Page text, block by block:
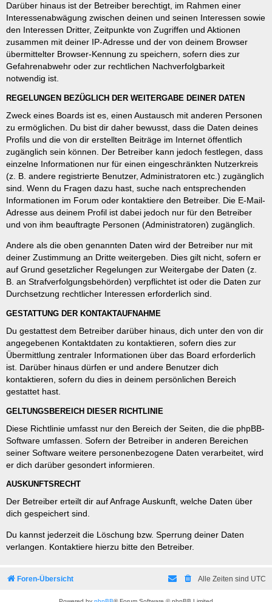
Darüber hinaus ist der Betreiber berechtigt, im Rahmen einer
Interessenabwägung zwischen deinen und seinen Interessen sowie
den Interessen Dritter, Zeitpunkte von Zugriffen und Aktionen
zusammen mit deiner IP-Adresse und der von deinem Browser
übermittelter Browser-Kennung zu speichern, sofern dies zur
Gefahrenabwehr oder zur rechtlichen Nachverfolgbarkeit
notwendig ist.
REGELUNGEN BEZÜGLICH DER WEITERGABE DEINER DATEN
Zweck eines Boards ist es, einen Austausch mit anderen Personen
zu ermöglichen. Du bist dir daher bewusst, dass die Daten deines
Profils und die von dir erstellten Beiträge im Internet öffentlich
zugänglich sein können. Der Betreiber kann jedoch festlegen, dass
einzelne Informationen nur für einen eingeschränkten Nutzerkreis
(z. B. andere registrierte Benutzer, Administratoren etc.) zugänglich
sind. Wenn du Fragen dazu hast, suche nach entsprechenden
Informationen im Forum oder kontaktiere den Betreiber. Die E-Mail-
Adresse aus deinem Profil ist dabei jedoch nur für den Betreiber
und von ihm beauftragte Personen (Administratoren) zugänglich.
Andere als die oben genannten Daten wird der Betreiber nur mit
deiner Zustimmung an Dritte weitergeben. Dies gilt nicht, sofern er
auf Grund gesetzlicher Regelungen zur Weitergabe der Daten (z.
B. an Strafverfolgungsbehörden) verpflichtet ist oder die Daten zur
Durchsetzung rechtlicher Interessen erforderlich sind.
GESTATTUNG DER KONTAKTAUFNAHME
Du gestattest dem Betreiber darüber hinaus, dich unter den von dir
angegebenen Kontaktdaten zu kontaktieren, sofern dies zur
Übermittlung zentraler Informationen über das Board erforderlich
ist. Darüber hinaus dürfen er und andere Benutzer dich
kontaktieren, sofern du dies in deinem persönlichen Bereich
gestattet hast.
GELTUNGSBEREICH DIESER RICHTLINIE
Diese Richtlinie umfasst nur den Bereich der Seiten, die die phpBB-
Software umfassen. Sofern der Betreiber in anderen Bereichen
seiner Software weitere personenbezogene Daten verarbeitet, wird
er dich darüber gesondert informieren.
AUSKUNFTSRECHT
Der Betreiber erteilt dir auf Anfrage Auskunft, welche Daten über
dich gespeichert sind.
Du kannst jederzeit die Löschung bzw. Sperrung deiner Daten
verlangen. Kontaktiere hierzu bitte den Betreiber.
Foren-Übersicht Alle Zeiten sind UTC